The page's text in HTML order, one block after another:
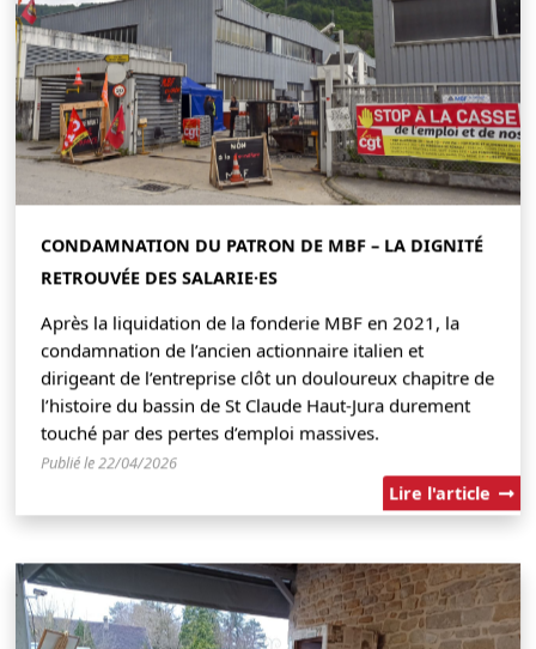
CONDAMNATION DU PATRON DE MBF – LA DIGNITÉ
RETROUVÉE DES SALARIE·ES
Après la liquidation de la fonderie MBF en 2021, la
condamnation de l’ancien actionnaire italien et
dirigeant de l’entreprise clôt un douloureux chapitre de
l’histoire du bassin de St Claude Haut-Jura durement
touché par des pertes d’emploi massives.
Publié le 22/04/2026
Lire l'article